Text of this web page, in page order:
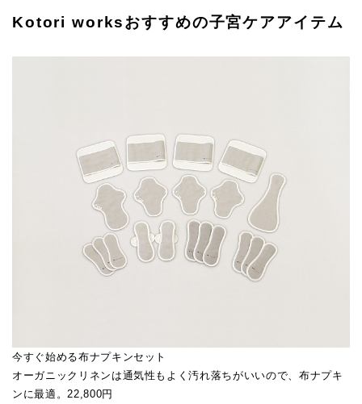
Kotori worksおすすめの子宮ケアアイテム
今すぐ始める布ナプキンセット
オーガニックリネンは通気性もよく汚れ落ちがいいので、布ナプキ
ンに最適。22,800円